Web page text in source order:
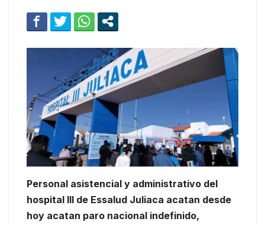
Personal asistencial y administrativo del
hospital III de Essalud Juliaca acatan desde
hoy acatan paro nacional indefinido,